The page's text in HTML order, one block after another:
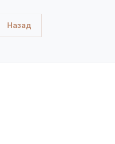
Назад